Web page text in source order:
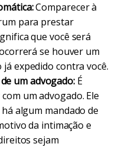
Comparecer à
para prestar
que você será
se houver um
expedido contra você.
um advogado: É
um advogado. Ele
algum mandado de
da intimação e
sejam